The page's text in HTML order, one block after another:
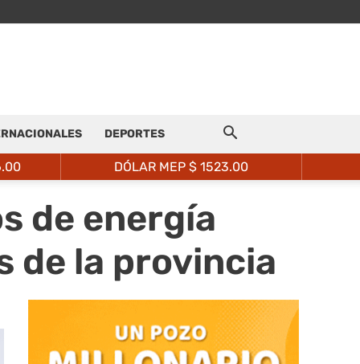
DEPORTES
DÓLAR MEP $ 1523.00
de energía
de la provincia